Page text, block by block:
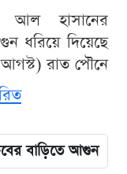
আল হাসানের
ধরিয়ে দিয়েছে
আগস্ট) রাত পৌনে
বাড়িতে আগুন